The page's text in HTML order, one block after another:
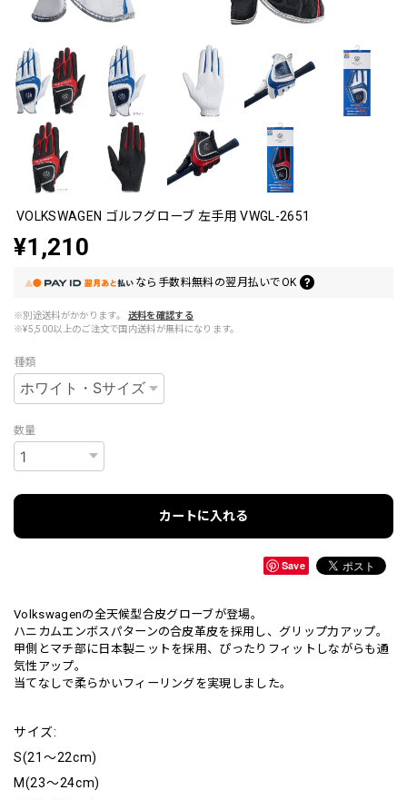
VOLKSWAGEN ゴルフグローブ 左手用 VWGL-2651
¥1,210
なら 手数料無料の翌月払いでOK
※別途送料がかかります。
送料を確認する
※¥5,500以上のご注文で国内送料が無料になります。
種類
数量
カートに入れる
Save
Volkswagenの全天候型合皮グローブが登場。
ハニカムエンボスパターンの合皮革皮を採用し、グリップ力アップ。
甲側とマチ部に日本製ニットを採用、ぴったりフィットしながらも通
気性アップ。
当てなしで柔らかいフィーリングを実現しました。
サイズ:
S(21～22cm)
M(23～24cm)